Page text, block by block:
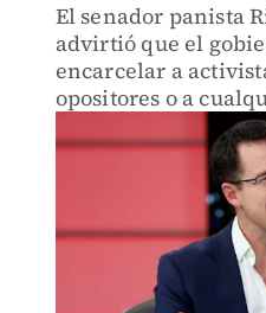
El senador panista
advirtió que el
encarcelar a
opositores o a
tan solo con
fiscal.